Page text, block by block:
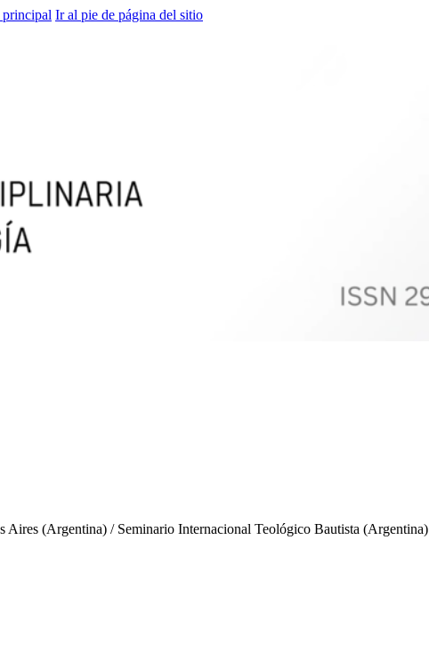
principal Ir al pie de página del sitio
Aires (Argentina) / Seminario Internacional Teológico Bautista (Argentina)